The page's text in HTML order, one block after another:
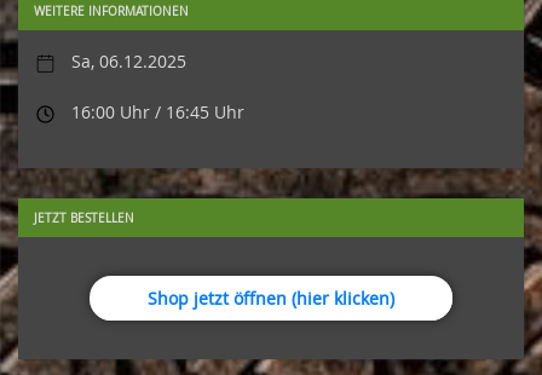
WEITERE INFORMATIONEN
Sa, 06.12.2025
16:00 Uhr / 16:45 Uhr
JETZT BESTELLEN
Shop jetzt öffnen (hier klicken)